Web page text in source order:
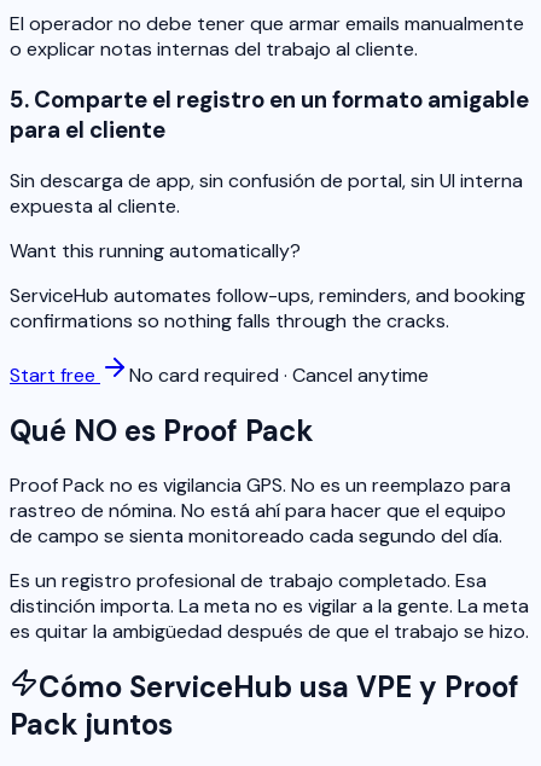
El operador no debe tener que armar emails manualmente
o explicar notas internas del trabajo al cliente.
5. Comparte el registro en un formato amigable
para el cliente
Sin descarga de app, sin confusión de portal, sin UI interna
expuesta al cliente.
Want this running automatically?
ServiceHub automates follow-ups, reminders, and booking
confirmations so nothing falls through the cracks.
Start free No card required · Cancel anytime
Qué NO es Proof Pack
Proof Pack no es vigilancia GPS. No es un reemplazo para
rastreo de nómina. No está ahí para hacer que el equipo
de campo se sienta monitoreado cada segundo del día.
Es un registro profesional de trabajo completado. Esa
distinción importa. La meta no es vigilar a la gente. La meta
es quitar la ambigüedad después de que el trabajo se hizo.
Cómo ServiceHub usa VPE y Proof
Pack juntos